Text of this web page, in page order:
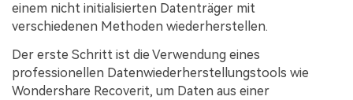
einem nicht initialisierten Datenträger mit
verschiedenen Methoden wiederherstellen.
Der erste Schritt ist die Verwendung eines
professionellen Datenwiederherstellungstools wie
Wondershare Recoverit, um Daten aus einer